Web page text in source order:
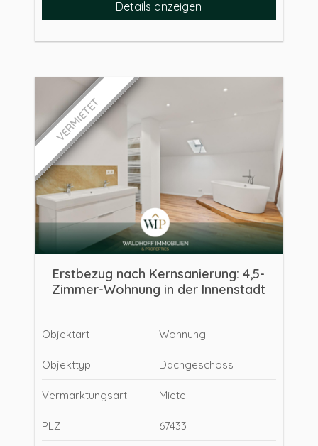
Details anzeigen
VERMIETET
Erstbezug nach Kernsanierung: 4,5-
Zimmer-Wohnung in der Innenstadt
Objektart Wohnung
Objekttyp Dachgeschoss
Vermarktungsart Miete
PLZ 67433